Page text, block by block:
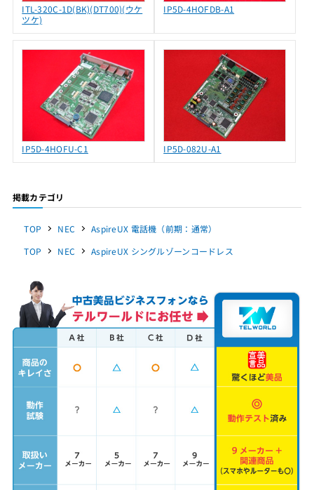
ITL-320C-1D(BK)(DT700)(ウケ
ツケ)
IP5D-4HOFDB-A1
IP5D-4HOFU-C1 IP5D-082U-A1
掲載カテゴリ
TOP NEC
AspireUX 電話機（前期：通常）
TOP
NEC AspireUX シングルゾーンコードレス